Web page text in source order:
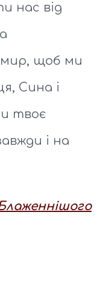
нас від
щоб ми
Сина і
твоє
і на